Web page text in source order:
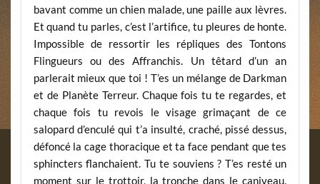
bavant comme un chien malade, une paille aux lèvres.
Et quand tu parles, c’est l’artifice, tu pleures de honte.
Impossible de ressortir les répliques des Tontons
Flingueurs ou des Affranchis. Un têtard d’un an
parlerait mieux que toi ! T’es un mélange de Darkman
et de Planète Terreur. Chaque fois tu te regardes, et
chaque fois tu revois le visage grimaçant de ce
salopard d’enculé qui t’a insulté, craché, pissé dessus,
défoncé la cage thoracique et ta face pendant que tes
sphincters flanchaient. Tu te souviens ? T’es resté un
moment sur le trottoir, la tronche dans le caniveau.